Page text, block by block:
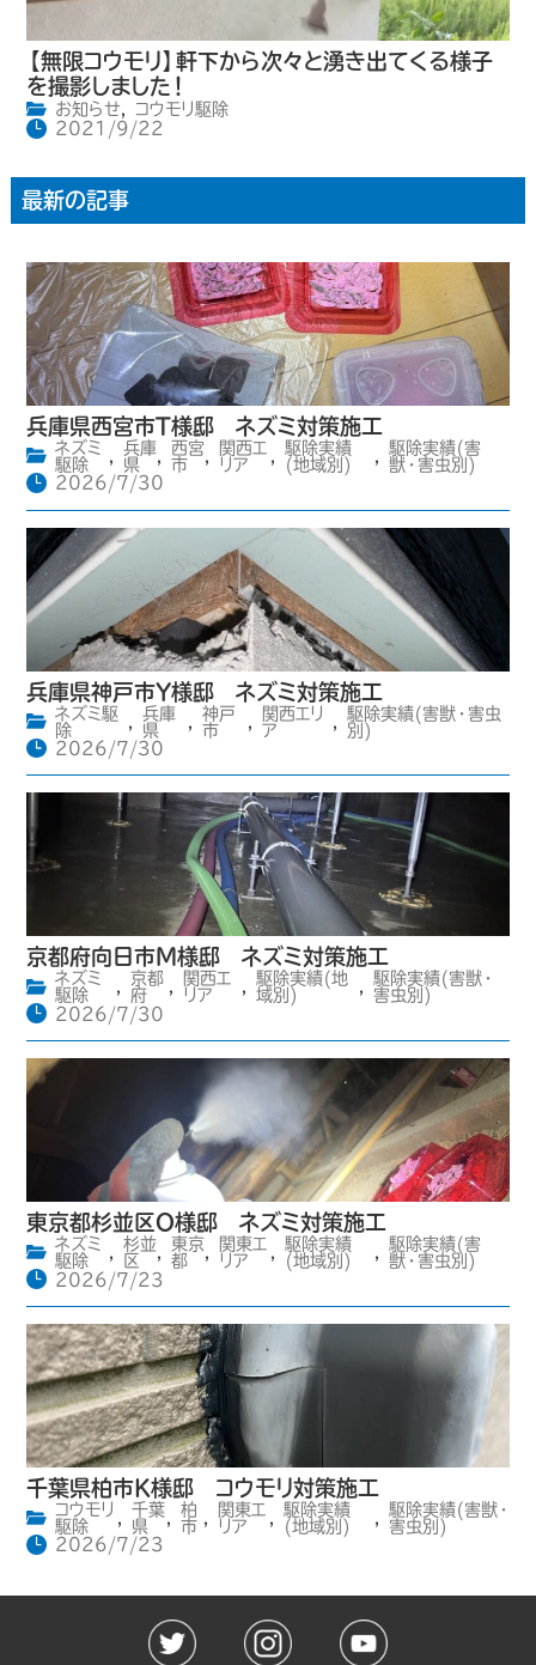
【無限コウモリ】軒下から次々と湧き出てくる様子
を撮影しました！
お知らせ,
コウモリ駆除
2021/9/22
最新の記事
兵庫県西宮市T様邸 ネズミ対策施工
ネズミ
駆除
兵庫
県
,
西宮
市
関西エ
リア
駆除実績
(地域別)
駆除実績(害
獣・害虫別)
2026/7/30
兵庫県神戸市Y様邸 ネズミ対策施工
ネズミ駆
除
兵庫
県
神戸
市
関西エリ
ア
駆除実績(害獣・害虫
別)
2026/7/30
京都府向日市M様邸 ネズミ対策施工
ネズミ
駆除
,
京都
府
,
関西エ
リア
,
駆除実績(地
域別)
,
駆除実績(害獣・
害虫別)
2026/7/30
東京都杉並区O様邸 ネズミ対策施工
ネズミ
駆除
,
杉並
区
,
東京
都
,
関東エ
リア
,
駆除実績
(地域別)
,
駆除実績(害
獣・害虫別)
2026/7/23
千葉県柏市K様邸 コウモリ対策施工
コウモリ
駆除
,
千葉
県
,
柏
市 ,
関東エ
リア
,
駆除実績
(地域別)
,
駆除実績(害獣・
害虫別)
2026/7/23